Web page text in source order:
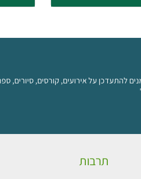
להתעדכן על אירועים, קורסים, סיורים,
תרבות